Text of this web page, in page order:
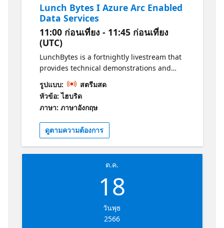
Lunch Bytes I Azure Arc Enabled
Data Services
11:00 ก่อนเที่ยง - 11:45 ก่อนเที่ยง
(UTC)
LunchBytes is a fortnightly livestream that
provides technical demonstrations and
conversations with experts from Microsoft
UK about the world of Azure! In this episode
of LunchBytes we will be talking about Arc
Enabled Data Services - this is for customers
with SQL Server instances which are on-
premise or multi-cloud and are unable at
this time to migrate their databases into
Microsoft Azure. Arc Enabled Data Services
will allow you to manage the database estate
in a single pane of glass within Azure, and
receive discounts on services (such as the
service SQL Server databases). Stephen
Reason is going to talk about what features
รูปแบบ:
สตรีมสด
หัวข้อ: ไฮบริด
ภาษา: ภาษาอังกฤษ
ดูตามความต้องการ
ต.ค.
18
วันพุธ
2566